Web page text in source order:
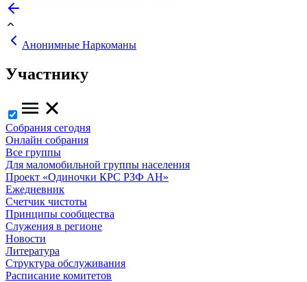
Анонимные Наркоманы
Участнику
Собрания сегодня
Онлайн собрания
Все группы
Для маломобильной группы населения
Проект «Одиночки КРС РЗФ АН»
Ежедневник
Счетчик чистоты
Принципы сообщества
Служения в регионе
Новости
Литература
Структура обслуживания
Расписание комитетов